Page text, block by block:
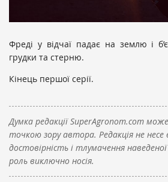
Фреді у відчаї падає на землю і
грудки та стерню.
Кінець першої серії.
Думка редакції SuperAgronom.com
точкою зору автора. Редакція не несе
достовірність і тлумачення наведеної
роль виключно носія.